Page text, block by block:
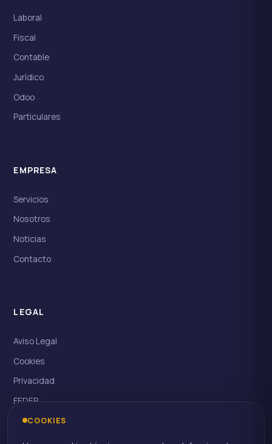
Laboral
Fiscal
Contable
Jurídico
Odoo
Particulares
EMPRESA
Servicios
Nosotros
Noticias
Contacto
LEGAL
Aviso Legal
Cookies
Privacidad
FEDER
Kit Digital
COOKIES